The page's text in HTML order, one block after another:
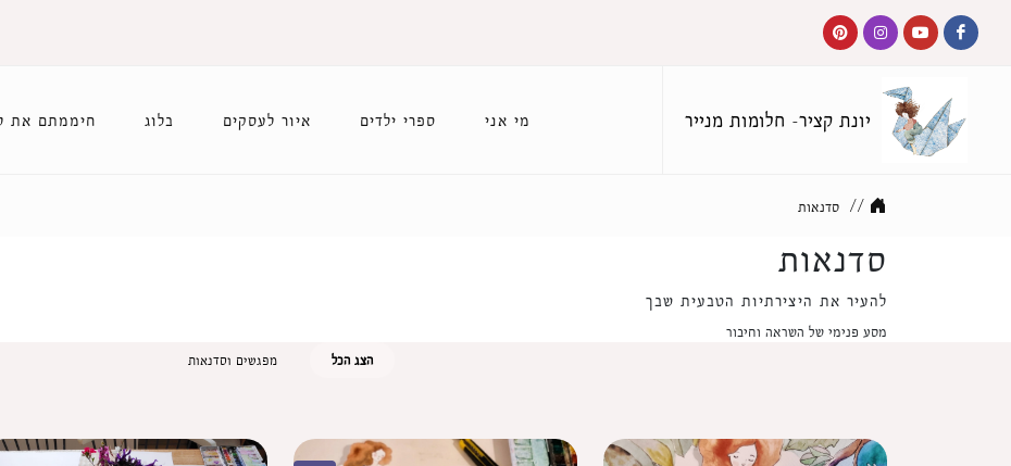
יונת קציר- חלומות מנייר מי אני ספרי ילדים איור לעסקים בלוג חיממתם את
// סדנאות
סדנאות
להעיר את היצירתיות הטבעית שבך
מסע פנימי של השראה וחיבור
הצג הכל מפגשים וסדנאות